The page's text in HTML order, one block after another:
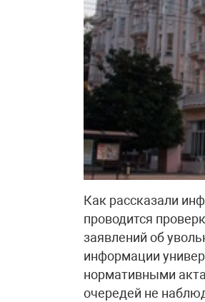
Как рассказали
проводится
заявлений об
информации
нормативными
очередей не